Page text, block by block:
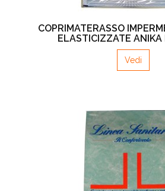
COPRIMATERASSO
ELASTICIZZATE ANIKA
Vedi